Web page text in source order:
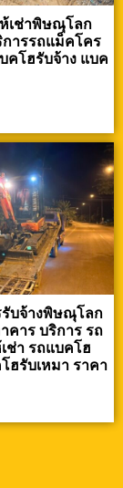
เช่าพิษณุโลก
ารรถแม็คโคร
คโฮรับจ้าง แบค
บจ้างพิษณุโลก
คาร บริการ รถ
ช่า รถแบคโฮ
ฮรับเหมา ราคา